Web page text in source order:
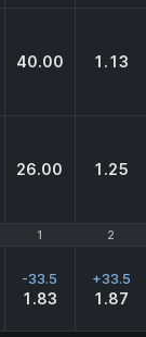
40.00 1.13
26.00 1.25
1 2
1 2
-33.5
1.83
+33.5
1.87